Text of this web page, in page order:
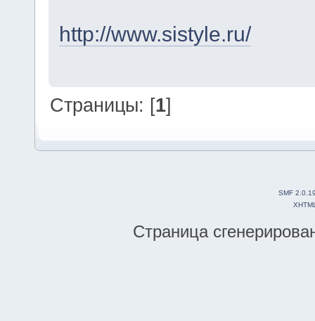
http://www.sistyle.ru/
Страницы: [1]
SMF
Страница